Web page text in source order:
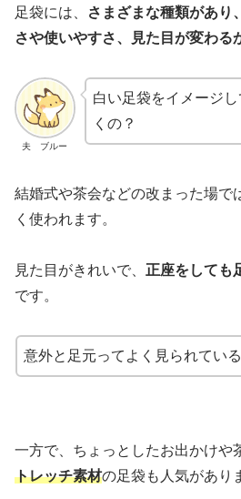
足袋には、
さまざまな種類があり
さや使いやすさ、見た目が変わる
夫 ブルー
白い足袋をイメージ
くの？
結婚式や茶会などの改まった場で
く使われます。
見た目がきれいで、 正座をしても
です。
意外と足元ってよく見られている
一方で、ちょっとしたお出かけや
トレッチ素材の足袋も人気があり